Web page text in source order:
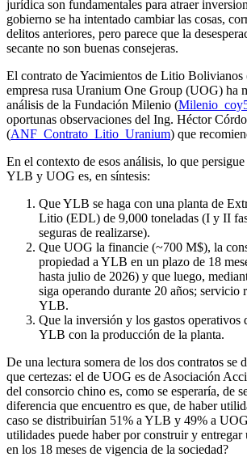
jurídica son fundamentales para atraer
gobierno se ha intentado cambiar las cosas,
delitos anteriores, pero parece que la
secante no son buenas consejeras.
El contrato de Yacimientos de Litio
empresa rusa Uranium One Group (UOG) ha
análisis de la Fundación Milenio (
oportunas observaciones del Ing. Héctor
(ANF_Contrato_Litio_Uranium) que
En el contexto de esos análisis, lo que
YLB y UOG es, en síntesis:
Que YLB se haga con una planta de
Litio (EDL) de 9,000 toneladas (I y II
seguras de realizarse).
Que UOG la financie (~700 M$), la
propiedad a YLB en un plazo de 18
hasta julio de 2026) y que luego,
siga operando durante 20 años; servicio
YLB.
Que la inversión y los gastos operativos
YLB con la producción de la planta.
De una lectura somera de los dos contratos se
que certezas: el de UOG es de Asociación
del consorcio chino es, como se esperaría, de
diferencia que encuentro es que, de haber
caso se distribuirían 51% a YLB y 49% a
utilidades puede haber por construir y entregar
en los 18 meses de vigencia de la sociedad?